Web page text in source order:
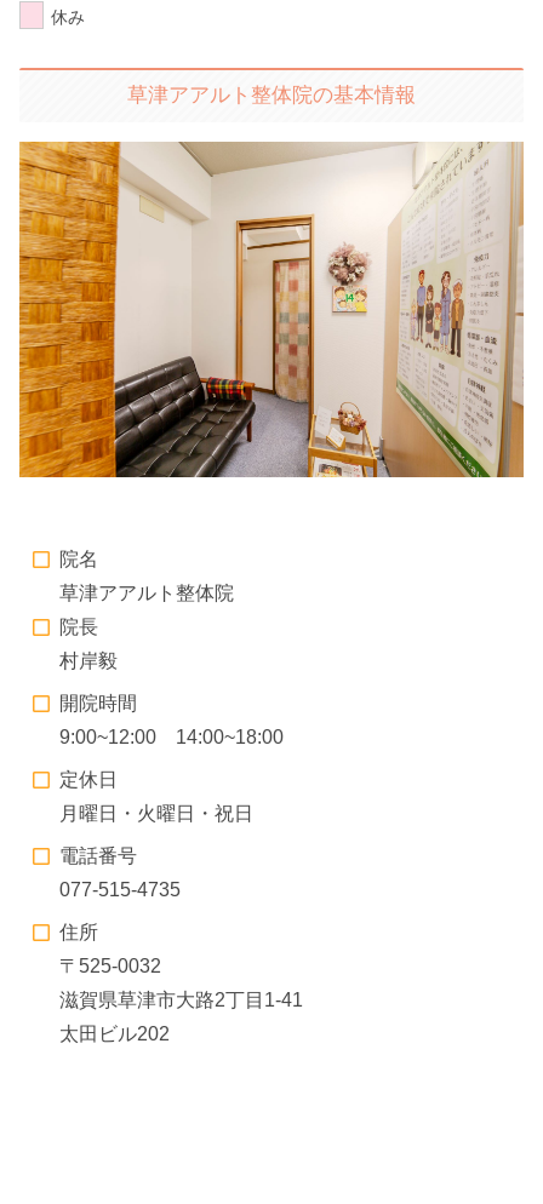
休み
草津アアルト整体院の基本情報
院名
草津アアルト整体院
院長
村岸毅
開院時間
9:00~12:00 14:00~18:00
定休日
月曜日・火曜日・祝日
電話番号
077-515-4735
住所
〒525-0032
滋賀県草津市大路2丁目1-41
太田ビル202